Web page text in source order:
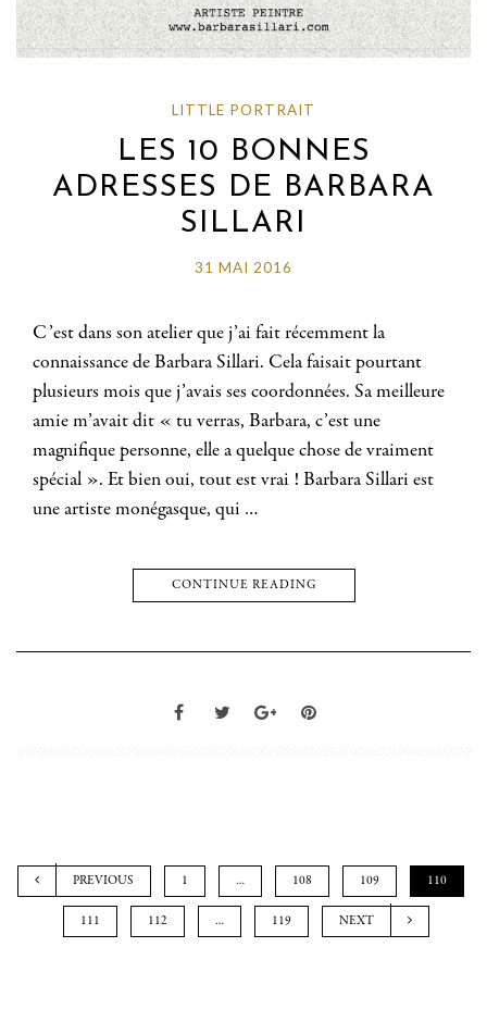
LITTLE PORTRAIT
LES 10 BONNES
ADRESSES DE BARBARA
SILLARI
31 MAI 2016
C’est dans son atelier que j’ai fait récemment la
connaissance de Barbara Sillari. Cela faisait pourtant
plusieurs mois que j’avais ses coordonnées. Sa meilleure
amie m’avait dit « tu verras, Barbara, c’est une
magnifique personne, elle a quelque chose de vraiment
spécial ». Et bien oui, tout est vrai ! Barbara Sillari est
une artiste monégasque, qui …
CONTINUE READING
PREVIOUS 1 … 108 109 110
111 112 … 119 NEXT